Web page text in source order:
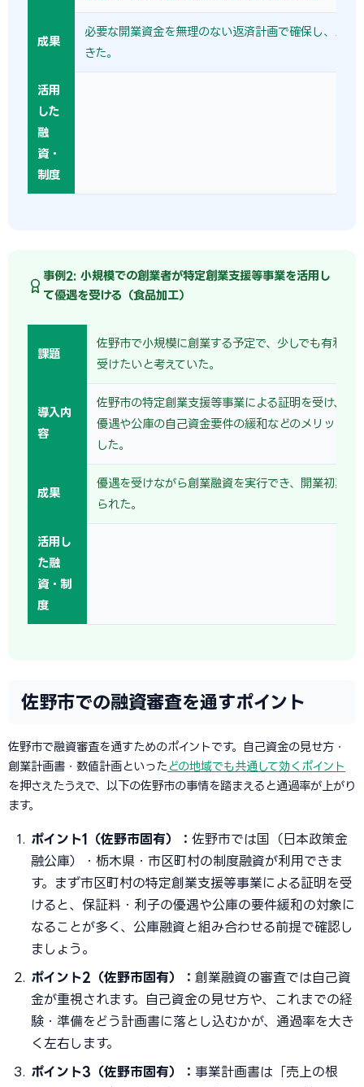
成果
必要な開業資金を無理のない返済計画で確保し、スム
きた。
活用
した
融
資・
制度
事例2: 小規模での創業者が特定創業支援等事業を活用し
て優遇を受ける（食品加工）
課題
佐野市で小規模に創業する予定で、少しでも有利な
受けたいと考えていた。
導入内
容
佐野市の特定創業支援等事業による証明を受け、保
優遇や公庫の自己資金要件の緩和などのメリットを
した。
成果
優遇を受けながら創業融資を実行でき、開業初期の
られた。
活用し
た融
資・制
度
佐野市での融資審査を通すポイント
佐野市で融資審査を通すためのポイントです。自己資金の見せ方・
創業計画書・数値計画といった どの地域でも共通して効くポイント
を押さえたうえで、以下の佐野市の事情を踏まえると通過率が上がり
ます。
ポイント1（佐野市固有）： 佐野市では国（日本政策金
融公庫）・栃木県・市区町村の制度融資が利用できま
す。まず市区町村の特定創業支援等事業による証明を受
けると、保証料・利子の優遇や公庫の要件緩和の対象に
なることが多く、公庫融資と組み合わせる前提で確認し
ましょう。
ポイント2（佐野市固有）： 創業融資の審査では自己資
金が重視されます。自己資金の見せ方や、これまでの経
験・準備をどう計画書に落とし込むかが、通過率を大き
く左右します。
ポイント3（佐野市固有）： 事業計画書は「売上の根